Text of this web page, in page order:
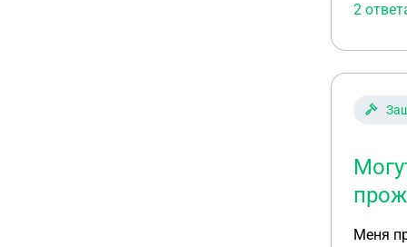
2
Меня призывают в армию У